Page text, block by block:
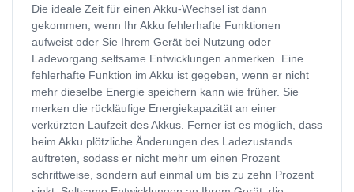
Die ideale Zeit für einen Akku-Wechsel ist dann
gekommen, wenn Ihr Akku fehlerhafte Funktionen
aufweist oder Sie Ihrem Gerät bei Nutzung oder
Ladevorgang seltsame Entwicklungen anmerken. Eine
fehlerhafte Funktion im Akku ist gegeben, wenn er nicht
mehr dieselbe Energie speichern kann wie früher. Sie
merken die rückläufige Energiekapazität an einer
verkürzten Laufzeit des Akkus. Ferner ist es möglich, dass
beim Akku plötzliche Änderungen des Ladezustands
auftreten, sodass er nicht mehr um einen Prozent
schrittweise, sondern auf einmal um bis zu zehn Prozent